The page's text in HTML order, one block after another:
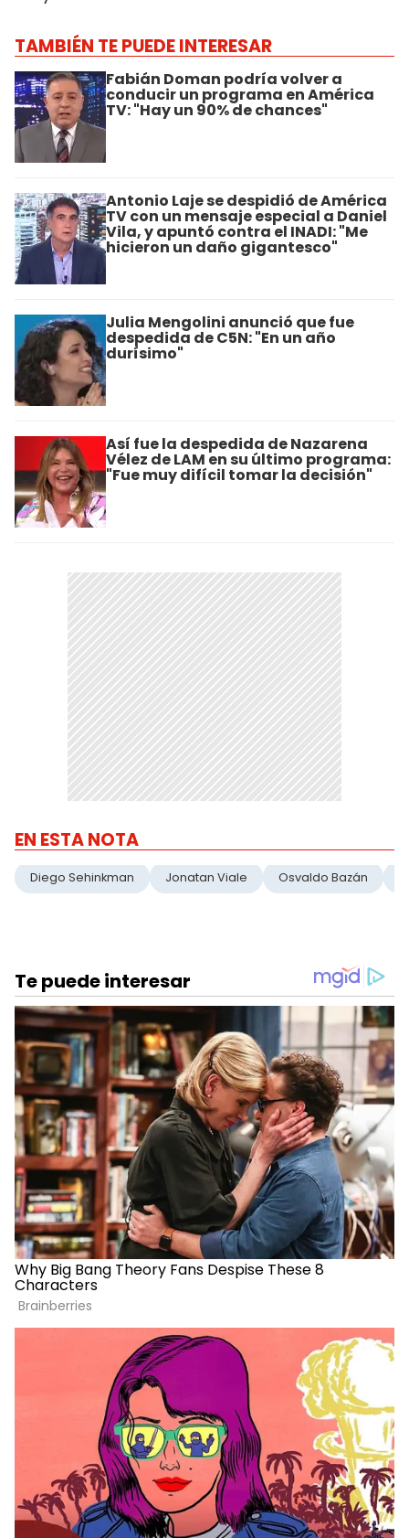
TAMBIÉN TE PUEDE INTERESAR
Fabián Doman podría volver a
conducir un programa en América
TV: "Hay un 90% de chances"
Antonio Laje se despidió de América
TV con un mensaje especial a Daniel
Vila, y apuntó contra el INADI: "Me
hicieron un daño gigantesco"
Julia Mengolini anunció que fue
despedida de C5N: "En un año
durísimo"
Así fue la despedida de Nazarena
Vélez de LAM en su último programa:
"Fue muy difícil tomar la decisión"
EN ESTA NOTA
Diego Sehinkman Jonatan Viale Osvaldo Bazán